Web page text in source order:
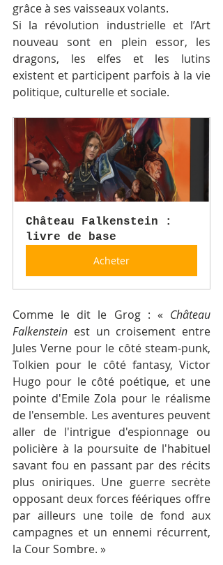
grâce à ses vaisseaux volants.
Si la révolution industrielle et l’Art
nouveau sont en plein essor, les
dragons, les elfes et les lutins
existent et participent parfois à la vie
politique, culturelle et sociale.
Château Falkenstein :
livre de base
Acheter
Comme le dit le Grog : « Château
Falkenstein est un croisement entre
Jules Verne pour le côté steam-punk,
Tolkien pour le côté fantasy, Victor
Hugo pour le côté poétique, et une
pointe d'Emile Zola pour le réalisme
de l'ensemble. Les aventures peuvent
aller de l'intrigue d'espionnage ou
policière à la poursuite de l'habituel
savant fou en passant par des récits
plus oniriques. Une guerre secrète
opposant deux forces féériques offre
par ailleurs une toile de fond aux
campagnes et un ennemi récurrent,
la Cour Sombre. »